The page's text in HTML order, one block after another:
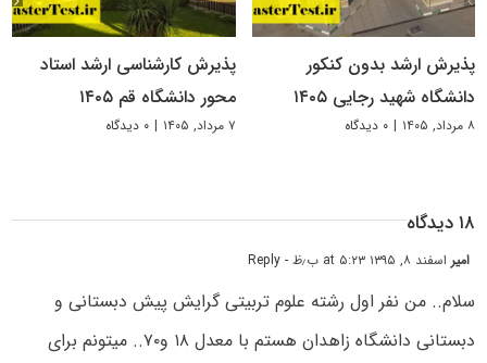
پذیرش ارشد بدون کنکور
دانشگاه شهید رجایی ۱۴۰۵
۸ مرداد, ۱۴۰۵ | ۰ دیدگاه
پذیرش کارشناسی ارشد استاد
محور دانشگاه قم ۱۴۰۵
۷ مرداد, ۱۴۰۵ | ۰ دیدگاه
۱۸ دیدگاه
امیراسفند ۸, ۱۳۹۵ at ۵:۲۳ ب٫ظ - Reply
سلام.. من نفر اول رشته علوم تربیتی گرایش پیش دبستانی و
دبستانی دانشگاه زاهدان هستم با معدل ۱۸ و۷۰.. میتونم برای